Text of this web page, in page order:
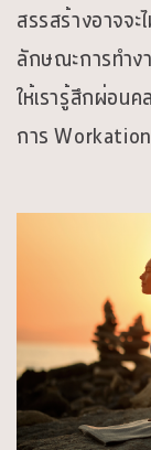
สรรสร้างอาจจ
ลักษณะการทำง
ให้เรารู้สึกผ่อนค
การ